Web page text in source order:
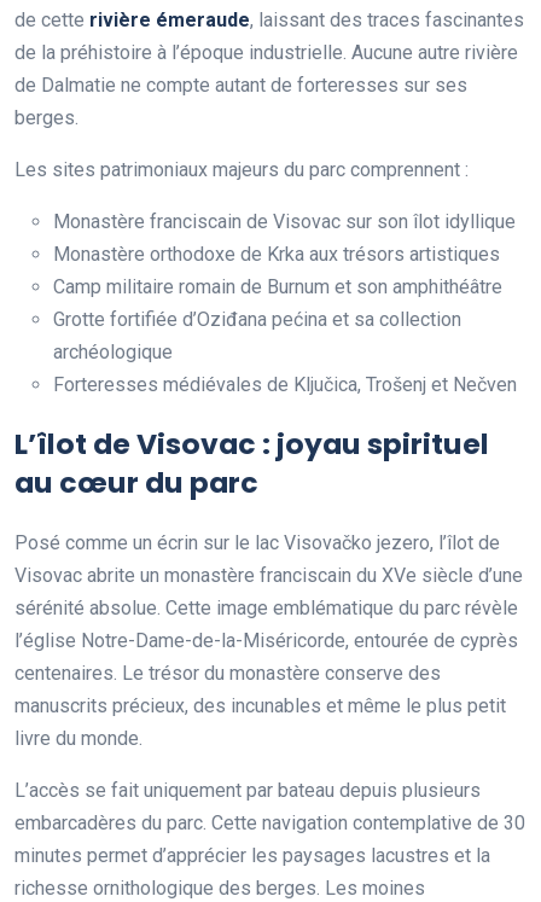
de cette rivière émeraude, laissant des traces fascinantes
de la préhistoire à l’époque industrielle. Aucune autre rivière
de Dalmatie ne compte autant de forteresses sur ses
berges.
Les sites patrimoniaux majeurs du parc comprennent :
Monastère franciscain de Visovac sur son îlot idyllique
Monastère orthodoxe de Krka aux trésors artistiques
Camp militaire romain de Burnum et son amphithéâtre
Grotte fortifiée d’Oziđana pećina et sa collection
archéologique
Forteresses médiévales de Ključica, Trošenj et Nečven
L’îlot de Visovac : joyau spirituel
au cœur du parc
Posé comme un écrin sur le lac Visovačko jezero, l’îlot de
Visovac abrite un monastère franciscain du XVe siècle d’une
sérénité absolue. Cette image emblématique du parc révèle
l’église Notre-Dame-de-la-Miséricorde, entourée de cyprès
centenaires. Le trésor du monastère conserve des
manuscrits précieux, des incunables et même le plus petit
livre du monde.
L’accès se fait uniquement par bateau depuis plusieurs
embarcadères du parc. Cette navigation contemplative de 30
minutes permet d’apprécier les paysages lacustres et la
richesse ornithologique des berges. Les moines